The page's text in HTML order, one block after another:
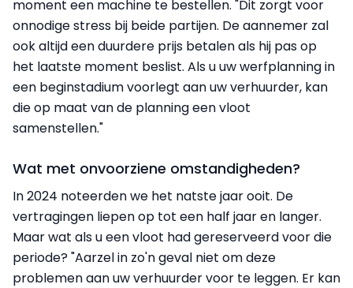
moment een machine te bestellen. "Dit zorgt voor
onnodige stress bij beide partijen. De aannemer zal
ook altijd een duurdere prijs betalen als hij pas op
het laatste moment beslist. Als u uw werfplanning in
een beginstadium voorlegt aan uw verhuurder, kan
die op maat van de planning een vloot
samenstellen."
Wat met onvoorziene omstandigheden?
In 2024 noteerden we het natste jaar ooit. De
vertragingen liepen op tot een half jaar en langer.
Maar wat als u een vloot had gereserveerd voor die
periode? "Aarzel in zo'n geval niet om deze
problemen aan uw verhuurder voor te leggen. Er kan